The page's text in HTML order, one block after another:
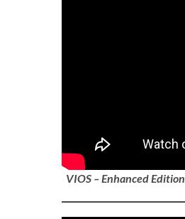
VIOS – Enhanced Edition